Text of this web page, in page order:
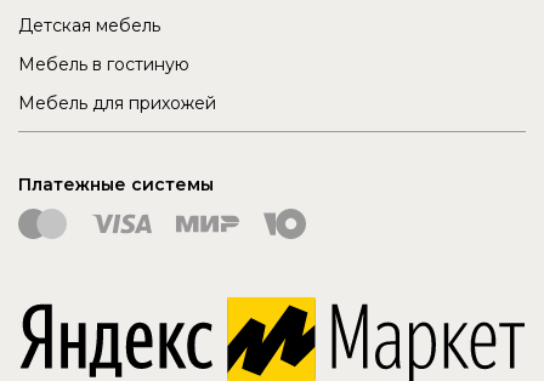
Детская мебель
Мебель в гостиную
Мебель для прихожей
Платежные системы